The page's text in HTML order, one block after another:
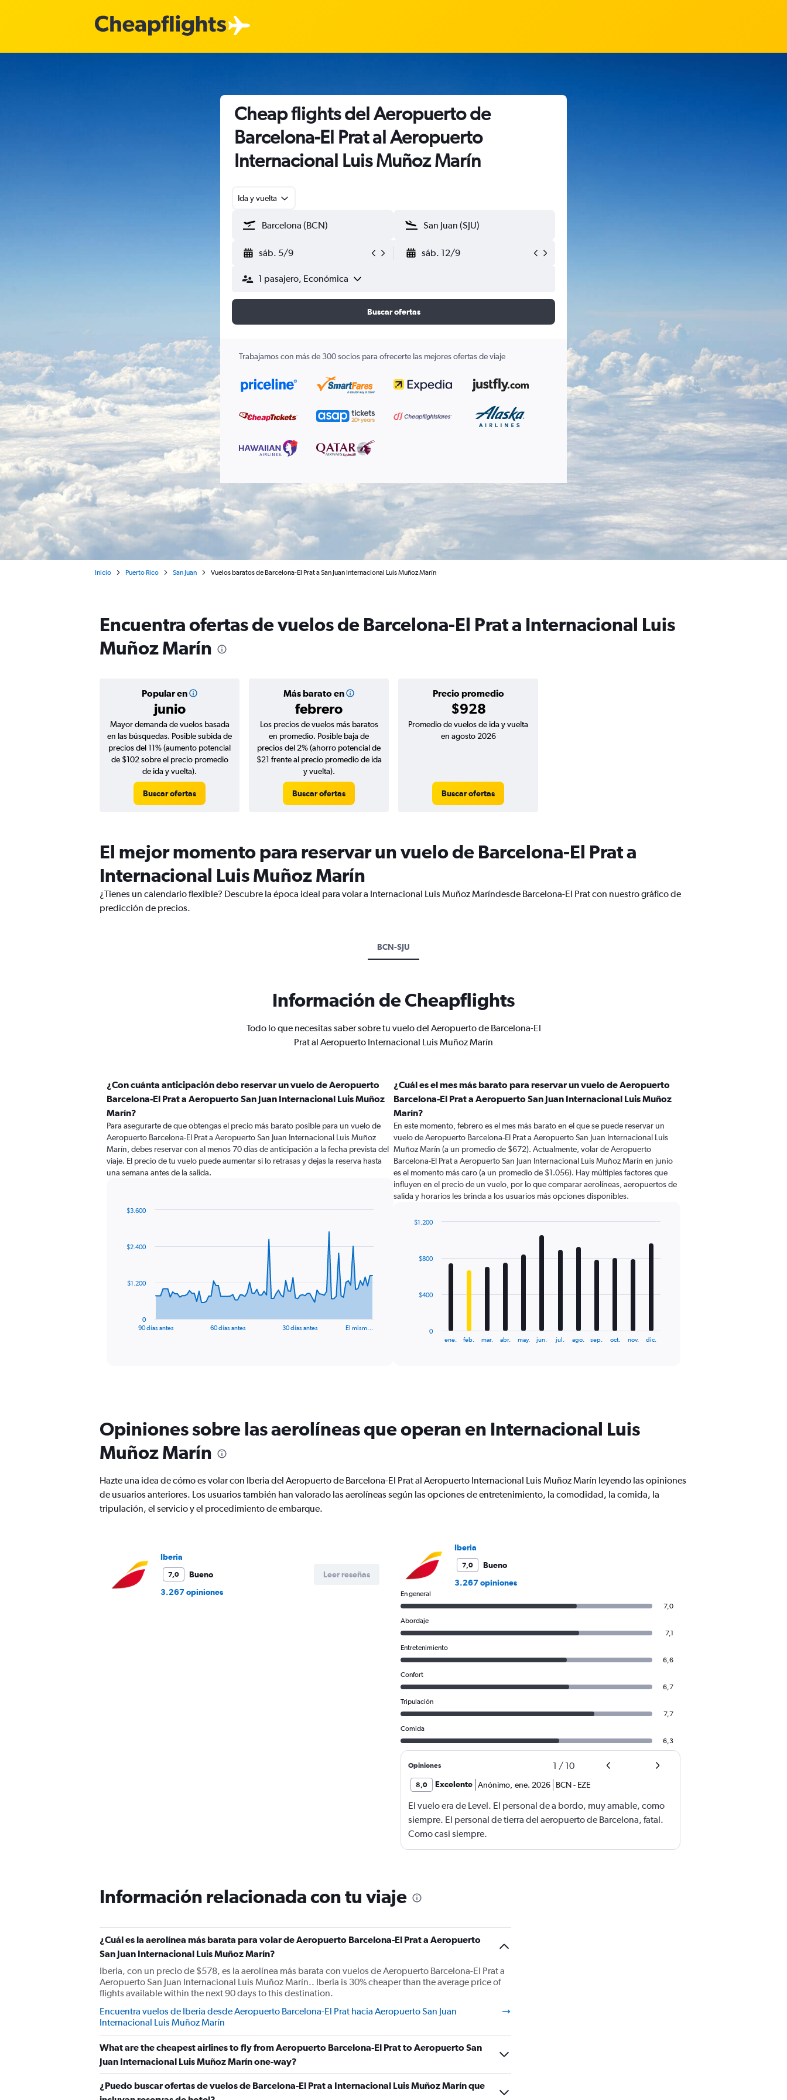
Cheap flights del Aeropuerto de
Barcelona-El Prat al Aeropuerto
Internacional Luis Muñoz Marín
Ida y vuelta
sáb. 5/9 sáb. 12/9
1 pasajero, Económica
Buscar ofertas
Trabajamos con más de 300 socios para ofrecerte las mejores ofertas de viaje
Inicio Puerto Rico San Juan Vuelos baratos de Barcelona-El Prat a San Juan Internacional Luis Muñoz Marín
Encuentra ofertas de vuelos de Barcelona-El Prat a Internacional Luis
Muñoz Marín
Popular en
junio
Más barato en
febrero
Precio promedio
$928
Mayor demanda de vuelos basada
en las búsquedas. Posible subida de
precios del 11% (aumento potencial
de $102 sobre el precio promedio
de ida y vuelta).
Buscar ofertas
Los precios de vuelos más baratos
en promedio. Posible baja de
precios del 2% (ahorro potencial de
$21 frente al precio promedio de ida
y vuelta).
Buscar ofertas
Promedio de vuelos de ida y vuelta
en agosto 2026
Buscar ofertas
El mejor momento para reservar un vuelo de Barcelona-El Prat a
Internacional Luis Muñoz Marín
¿Tienes un calendario flexible? Descubre la época ideal para volar a Internacional Luis Muñoz Maríndesde Barcelona-El Prat con nuestro gráfico de
predicción de precios.
BCN-SJU
Información de Cheapflights
Todo lo que necesitas saber sobre tu vuelo del Aeropuerto de Barcelona-El
Prat al Aeropuerto Internacional Luis Muñoz Marín
¿Con cuánta anticipación debo reservar un vuelo de Aeropuerto
Barcelona-El Prat a Aeropuerto San Juan Internacional Luis Muñoz
Marín?
Para asegurarte de que obtengas el precio más barato posible para un vuelo de
Aeropuerto Barcelona-El Prat a Aeropuerto San Juan Internacional Luis Muñoz
Marín, debes reservar con al menos 70 días de anticipación a la fecha prevista del
viaje. El precio de tu vuelo puede aumentar si lo retrasas y dejas la reserva hasta
una semana antes de la salida.
data
The
has
1
Y
axis
values.
Range:
0
90 días antes 60 días antes 30 días antes El mism…
0
$1.200
$2.400
$3.600
¿Cuál es el mes más barato para reservar un vuelo de Aeropuerto
Barcelona-El Prat a Aeropuerto San Juan Internacional Luis Muñoz
Marín?
En este momento, febrero es el mes más barato en el que se puede reservar un
vuelo de Aeropuerto Barcelona-El Prat a Aeropuerto San Juan Internacional Luis
Muñoz Marín (a un promedio de $672). Actualmente, volar de Aeropuerto
Barcelona-El Prat a Aeropuerto San Juan Internacional Luis Muñoz Marín en junio
es el momento más caro (a un promedio de $1.056). Hay múltiples factores que
influyen en el precio de un vuelo, por lo que comparar aerolíneas, aeropuertos de
salida y horarios les brinda a los usuarios más opciones disponibles.
The
chart
has
displaying
values.
ene. feb. mar. abr. may. jun. jul. ago. sep. oct. nov. dic.
0
$400
$800
$1.200
Opiniones sobre las aerolíneas que operan en Internacional Luis
Muñoz Marín
Hazte una idea de cómo es volar con Iberia del Aeropuerto de Barcelona-El Prat al Aeropuerto Internacional Luis Muñoz Marín leyendo las opiniones
de usuarios anteriores. Los usuarios también han valorado las aerolíneas según las opciones de entretenimiento, la comodidad, la comida, la
tripulación, el servicio y el procedimiento de embarque.
Iberia
7,0
Bueno
3.267 opiniones
Leer reseñas
Iberia
7,0
Bueno
3.267 opiniones
En general
7,0
Abordaje
7,1
Entretenimiento
6,6
Confort
6,7
Tripulación
7,7
Comida
6,3
Opiniones 1 / 10
8,0 Excelente Anónimo ene. 2026 BCN- EZE
El vuelo era de Level. El personal de a bordo, muy amable, como
siempre. El personal de tierra del aeropuerto de Barcelona, fatal.
Como casi siempre.
Información relacionada con tu viaje
¿Cuál es la aerolínea más barata para volar de Aeropuerto Barcelona-El Prat a Aeropuerto
San Juan Internacional Luis Muñoz Marín?
Iberia, con un precio de $578, es la aerolínea más barata con vuelos de Aeropuerto Barcelona-El Prat a
Aeropuerto San Juan Internacional Luis Muñoz Marín.. Iberia is 30% cheaper than the average price of
flights available within the next 90 days to this destination.
Encuentra vuelos de Iberia desde Aeropuerto Barcelona-El Prat hacia Aeropuerto San Juan
Internacional Luis Muñoz Marín
What are the cheapest airlines to fly from Aeropuerto Barcelona-El Prat to Aeropuerto San
Juan Internacional Luis Muñoz Marín one-way?
¿Puedo buscar ofertas de vuelos de Barcelona-El Prat a Internacional Luis Muñoz Marín que